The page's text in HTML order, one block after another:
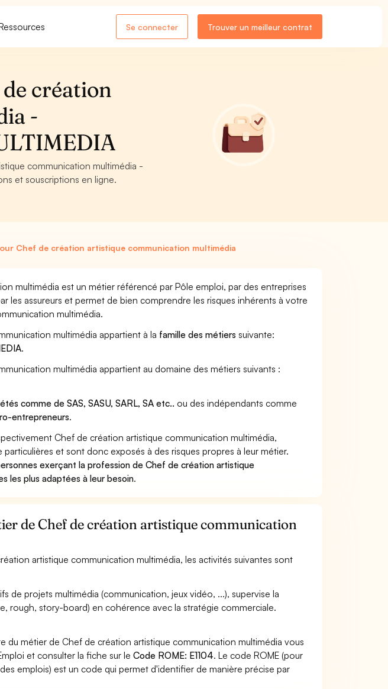
Se connecter Trouver un meilleur contrat
création
-
communication multimédia -
et souscriptions en ligne.
Chef de création artistique communication multimédia
multimédia est un métier référencé par Pôle emploi, par des entreprises
les assureurs et permet de bien comprendre les risques inhérents à votre
multimédia.
multimédia appartient à la famille des métiers suivante:
.
multimédia appartient au domaine des métiers suivants :
comme de SAS, SASU, SARL, SA etc.. ou des indépendants comme
entrepreneurs.
Chef de création artistique communication multimédia,
et sont donc exposés à des risques propres à leur métier.
exerçant la profession de Chef de création artistique
les plus adaptées à leur besoin.
de Chef de création artistique communication
artistique communication multimédia, les activités suivantes sont
de projets multimédia (communication, jeux vidéo, ...), supervise la
rough, story-board) en cohérence avec la stratégie commerciale.
du métier de Chef de création artistique communication multimédia vous
et consulter la fiche sur leCode ROME: E1104. Le code ROME (pour
emplois) est un code qui permet d'identifier de manière précise par